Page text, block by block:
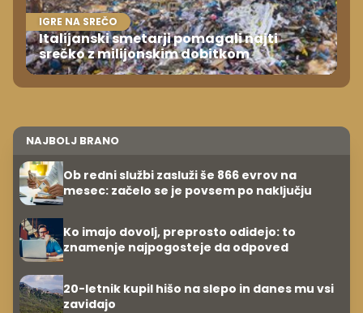
IGRE NA SREČO
Italijanski smetarji pomagali najti
srečko z milijonskim dobitkom
NAJBOLJ BRANO
Ob redni službi zasluži še 866 evrov na
mesec: začelo se je povsem po naključju
Ko imajo dovolj, preprosto odidejo: to
znamenje najpogosteje da odpoved
20-letnik kupil hišo na slepo in danes mu vsi
zavidajo